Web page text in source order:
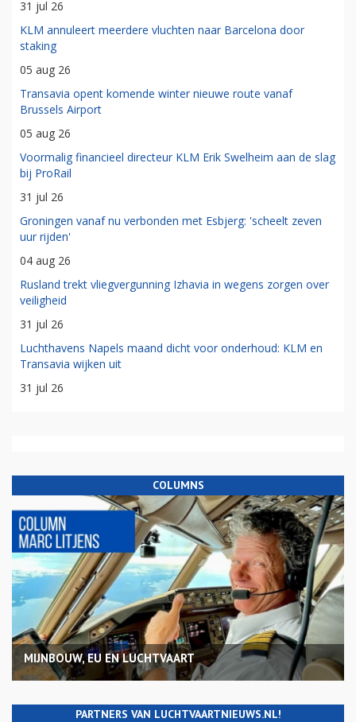
31 jul 26
KLM annuleert meerdere vluchten naar Barcelona door
staking
05 aug 26
Transavia opent komende winter nieuwe route vanaf
Brussels Airport
05 aug 26
Voormalig financieel directeur KLM Erik Swelheim aan de slag
bij ProRail
31 jul 26
Groningen vanaf nu verbonden met Esbjerg: 'scheelt zeven
uur rijden'
04 aug 26
Rusland trekt vliegvergunning Izhavia in wegens zorgen over
veiligheid
31 jul 26
Luchthavens Napels maand dicht voor onderhoud: KLM en
Transavia wijken uit
31 jul 26
COLUMNS
MIJNBOUW, EU EN LUCHTVAART
PARTNERS VAN LUCHTVAARTNIEUWS.NL!